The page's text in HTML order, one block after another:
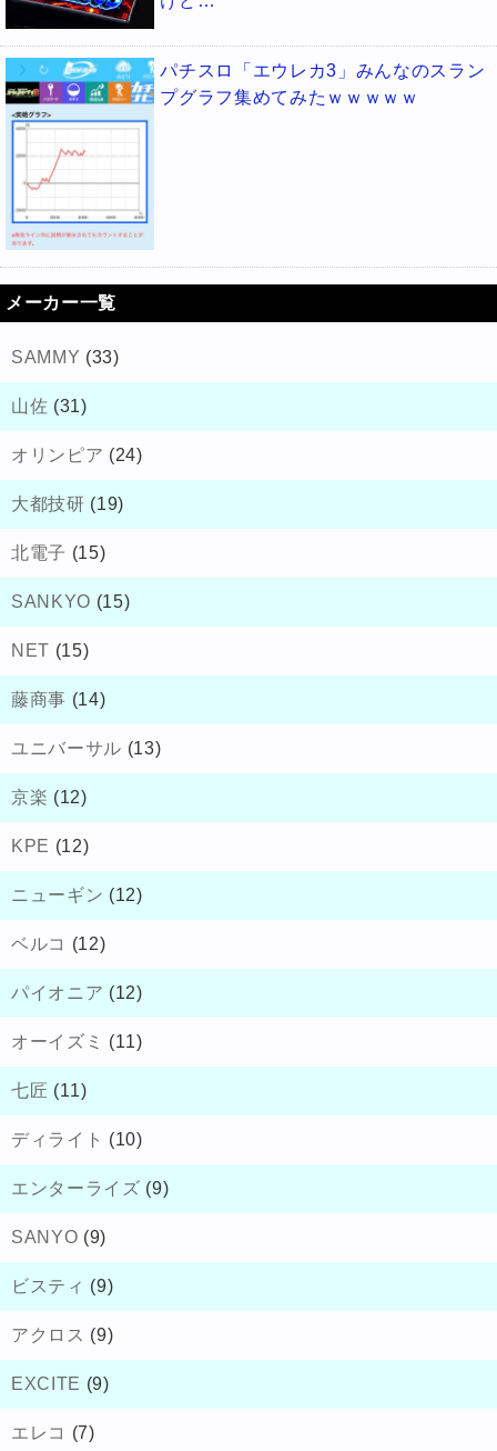
パチスロ「エウレカ3」みんなのスラン
プグラフ集めてみたｗｗｗｗｗ
メーカー一覧
SAMMY (33)
山佐 (31)
オリンピア (24)
大都技研 (19)
北電子 (15)
SANKYO (15)
NET (15)
藤商事 (14)
ユニバーサル (13)
京楽 (12)
KPE (12)
ニューギン (12)
ベルコ (12)
パイオニア (12)
オーイズミ (11)
七匠 (11)
ディライト (10)
エンターライズ (9)
SANYO (9)
ビスティ (9)
アクロス (9)
EXCITE (9)
エレコ (7)